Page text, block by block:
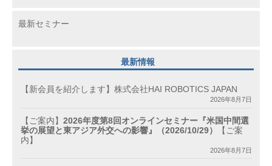
最新セミナー
最新情報
【新会員を紹介します】株式会社HAI ROBOTICS JAPAN
2026年8月7日
【ご案内】 2026年度第8回オンラインセミナー『米国中間選
挙の展望と東アジア外交への影響』（2026/10/29）
【ご案
内】
2026年8月7日